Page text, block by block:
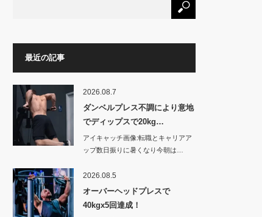
最近の記事
2026.08.7
ダンベルプレス不調により意地
でディップスで20kg…
アイキャッチ画像:転職とキャリアア
ップ数日振りに暑くなり今朝は…
2026.08.5
オーバーヘッドプレスで
40kgx5回達成！